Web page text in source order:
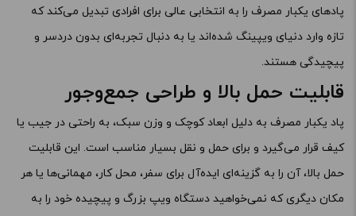
پادهای یکبار مصرف را به انتخابی عالی برای افرادی تبدیل می‌کند که
تازه وارد دنیای ویپینگ شده‌اند یا به دنبال تجربه‌ای بدون دردسر و
پیچیدگی هستند.
قابلیت حمل بالا و طراحی جمع‌وجور
پاد یکبار مصرف به دلیل ابعاد کوچک و وزن سبک، به راحتی در جیب یا
کیف قرار می‌گیرد و برای حمل و نقل بسیار مناسب است. این قابلیت
حمل بالا، آن را به گزینه‌ای ایده‌آل برای سفر، محل کار، مهمانی‌ها یا هر
مکان دیگری که نمی‌خواهید دستگاه ویپ بزرگ و پیچیده خود را به